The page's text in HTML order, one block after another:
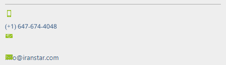
(+1) 647-674-4048